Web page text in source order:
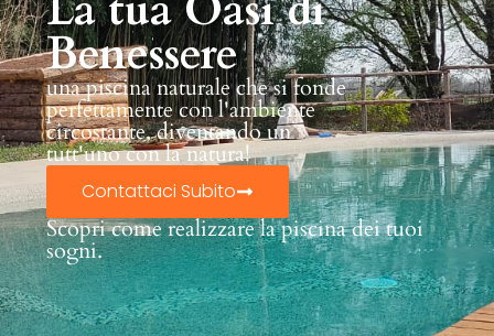
Benessere
una piscina naturale che si fonde
perfettamente con l'ambiente
circostante, diventando un
tutt'uno con la natura!
Contattaci Subito
Scopri come realizzare la piscina dei tuoi
sogni.